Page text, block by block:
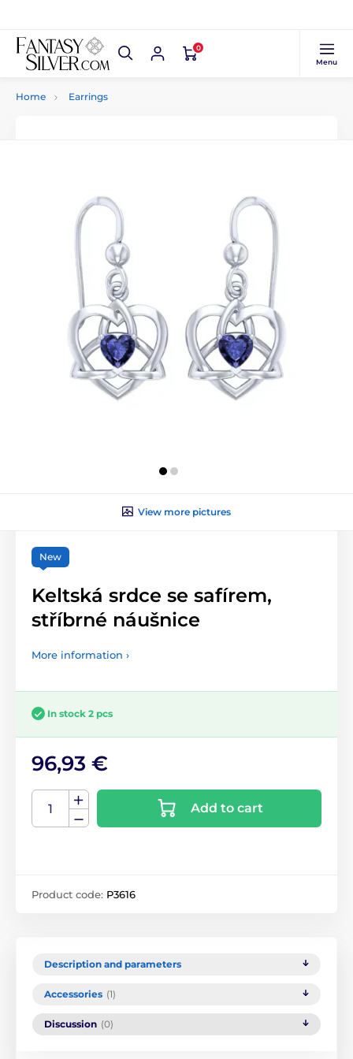
0
Menu
Home Earrings
View more pictures
New
Keltská srdce se safírem,
stříbrné náušnice
More information ›
In stock 2 pcs
96,93 €
Add to cart
Product code: P3616
Description and parameters
Accessories (1)
Discussion (0)